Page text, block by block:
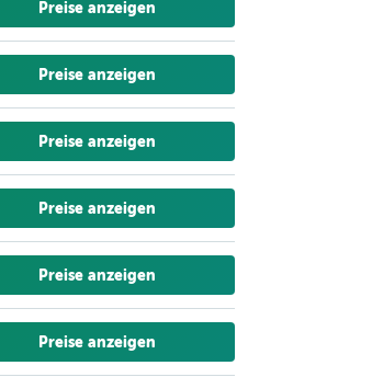
Preise anzeigen
Preise anzeigen
Preise anzeigen
Preise anzeigen
Preise anzeigen
Preise anzeigen